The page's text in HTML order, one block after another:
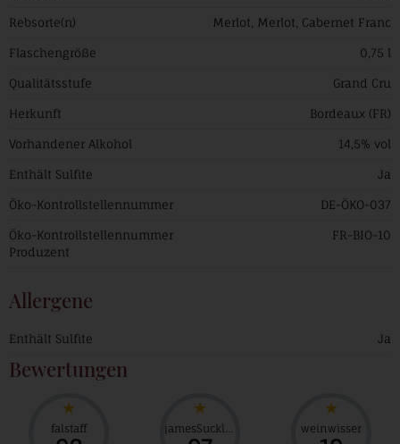
Rebsorte(n) Merlot, Merlot, Cabernet Franc
Flaschengröße 0,75 l
Qualitätsstufe Grand Cru
Herkunft Bordeaux (FR)
Vorhandener Alkohol 14,5% vol
Enthält Sulfite Ja
Öko-Kontrollstellennummer DE-ÖKO-037
Öko-Kontrollstellennummer
Produzent
FR-BIO-10
Allergene
Enthält Sulfite Ja
Bewertungen
falstaff jamesSuckling weinwisser